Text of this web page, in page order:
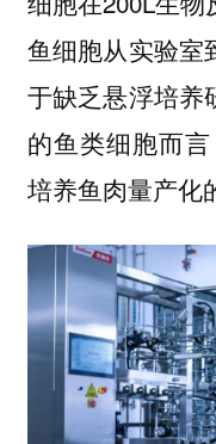
鱼细胞从实验室
于缺乏悬浮培养
的鱼类细胞而
培养鱼肉量产化